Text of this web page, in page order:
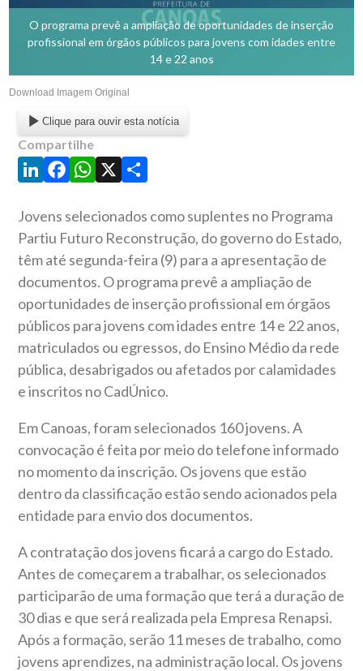
O programa prevê a ampliação de oportunidades de inserção
profissional em órgãos públicos para jovens com idades entre
14 e 22 anos
Download Imagem Original
Clique para ouvir esta notícia
Compartilhe
LinkedIn
Facebook
WhatsApp
X Share
Jovens selecionados como suplentes no Programa
Partiu Futuro Reconstrução, do governo do Estado,
têm até segunda-feira (9) para a apresentação de
documentos. O programa prevê a ampliação de
oportunidades de inserção profissional em órgãos
públicos para jovens com idades entre 14 e 22 anos,
matriculados ou egressos, do Ensino Médio da rede
pública, desabrigados ou afetados por calamidades
e inscritos no CadÚnico.
Em Canoas, foram selecionados 160 jovens. A
convocação é feita por meio do telefone informado
no momento da inscrição. Os jovens que estão
dentro da classificação estão sendo acionados pela
entidade para envio dos documentos.
A contratação dos jovens ficará a cargo do Estado.
Antes de começarem a trabalhar, os selecionados
participarão de uma formação que terá a duração de
30 dias e que será realizada pela Empresa Renapsi.
Após a formação, serão 11 meses de trabalho, como
jovens aprendizes, na administração local. Os jovens